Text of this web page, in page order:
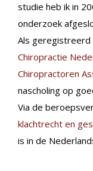
studie heb ik in
onderzoek
Als
Chiropractie
Chiropractoren
nascholing op
Via de
klachtrecht en
is in de